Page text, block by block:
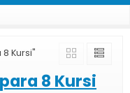
Kursi"
8 Kursi